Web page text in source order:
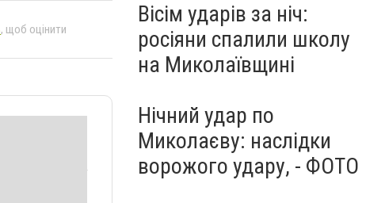
, щоб оцінити
Вісім ударів за ніч:
росіяни спалили школу
на Миколаївщині
Нічний удар по
Миколаєву: наслідки
ворожого удару, - ФОТО